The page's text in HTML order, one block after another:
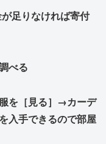
足りなければ寄付
べる
を［見る］→カーデ
入手できるので部屋